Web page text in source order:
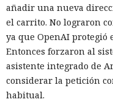
añadir una nueva
el carrito. No lograron
ya que OpenAI protegió
Entonces forzaron al
asistente integrado de
considerar la petición
habitual.
12:01 / 07.08.2026
Ingenieros reducen en
RAM y aceleran la